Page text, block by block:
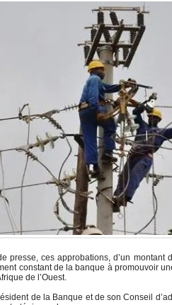
presse, ces approbations, d’un
constant de la banque à promouvoir
de l’Ouest.
de la Banque et de son Conseil